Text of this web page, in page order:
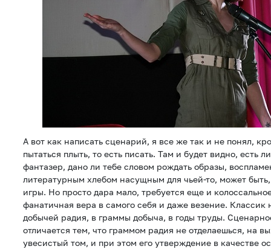
А вот как написать сценарий, я все же так и не понял,
пытаться плыть, то есть писать. Там и будет видно, есть
фантазер, дано ли тебе словом рождать образы,
литературным хлебом насущным для чьей-то, может
игры. Но просто дара мало, требуется еще и
фанатичная вера в самого себя и даже везение. Классик
добычей радия, в граммы добыча, в годы труды.
отличается тем, что граммом радия не отделаешься, на
увесистый том, и при этом его утверждение в качестве